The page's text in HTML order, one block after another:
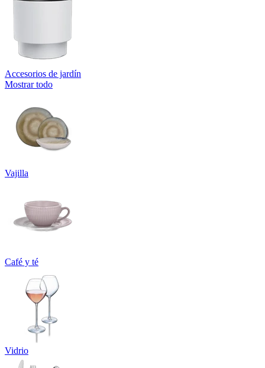
Accesorios de jardín
Mostrar todo
Vajilla
Café y té
Vidrio